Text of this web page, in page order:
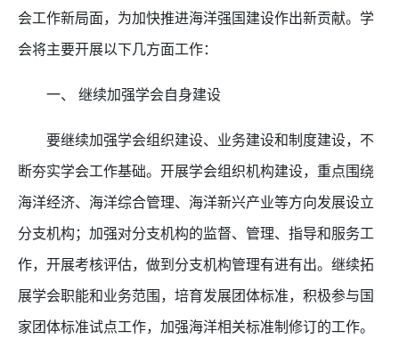
会工作新局面，为加快推进海洋强国建设作出新贡献。学
会将主要开展以下几方面工作：
一、 继续加强学会自身建设
要继续加强学会组织建设、业务建设和制度建设，不
断夯实学会工作基础。开展学会组织机构建设，重点围绕
海洋经济、海洋综合管理、海洋新兴产业等方向发展设立
分支机构；加强对分支机构的监督、管理、指导和服务工
作，开展考核评估，做到分支机构管理有进有出。继续拓
展学会职能和业务范围，培育发展团体标准，积极参与国
家团体标准试点工作，加强海洋相关标准制修订的工作。